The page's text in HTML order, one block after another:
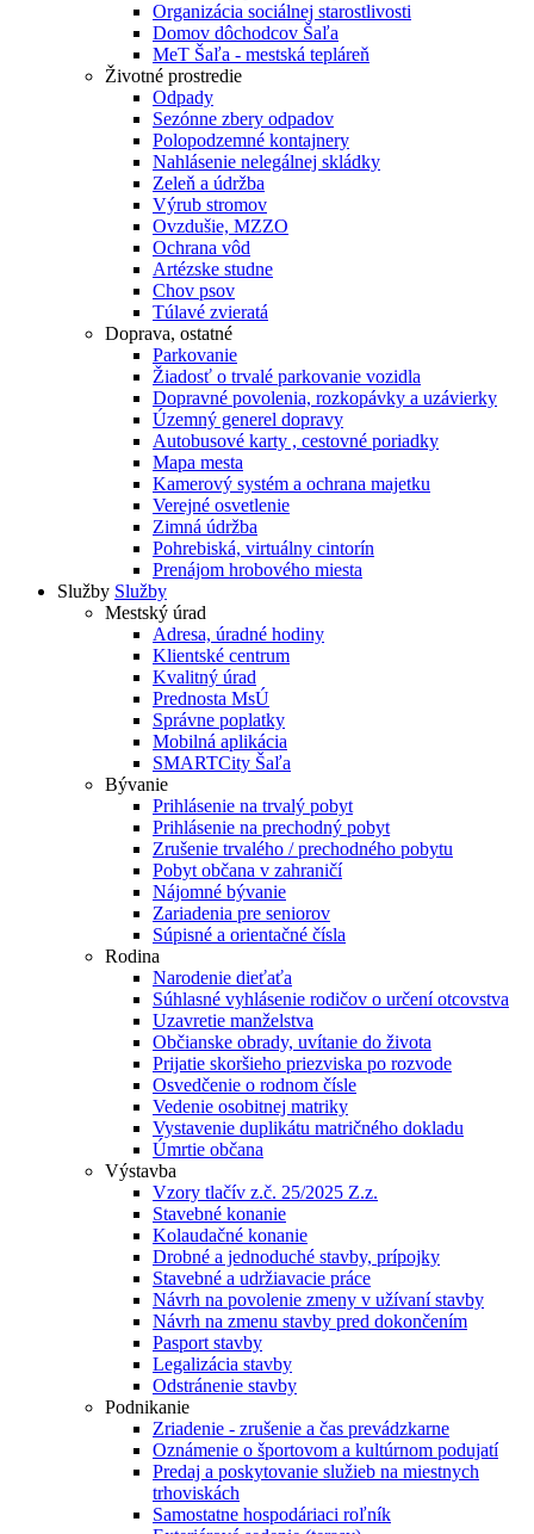
Organizácia sociálnej starostlivosti
Domov dôchodcov Šaľa
MeT Šaľa - mestská tepláreň
Životné prostredie
Odpady
Sezónne zbery odpadov
Polopodzemné kontajnery
Nahlásenie nelegálnej skládky
Zeleň a údržba
Výrub stromov
Ovzdušie, MZZO
Ochrana vôd
Artézske studne
Chov psov
Túlavé zvieratá
Doprava, ostatné
Parkovanie
Žiadosť o trvalé parkovanie vozidla
Dopravné povolenia, rozkopávky a uzávierky
Územný generel dopravy
Autobusové karty , cestovné poriadky
Mapa mesta
Kamerový systém a ochrana majetku
Verejné osvetlenie
Zimná údržba
Pohrebiská, virtuálny cintorín
Prenájom hrobového miesta
Služby Služby
Mestský úrad
Adresa, úradné hodiny
Klientské centrum
Kvalitný úrad
Prednosta MsÚ
Správne poplatky
Mobilná aplikácia
SMARTCity Šaľa
Bývanie
Prihlásenie na trvalý pobyt
Prihlásenie na prechodný pobyt
Zrušenie trvalého / prechodného pobytu
Pobyt občana v zahraničí
Nájomné bývanie
Zariadenia pre seniorov
Súpisné a orientačné čísla
Rodina
Narodenie dieťaťa
Súhlasné vyhlásenie rodičov o určení otcovstva
Uzavretie manželstva
Občianske obrady, uvítanie do života
Prijatie skoršieho priezviska po rozvode
Osvedčenie o rodnom čísle
Vedenie osobitnej matriky
Vystavenie duplikátu matričného dokladu
Úmrtie občana
Výstavba
Vzory tlačív z.č. 25/2025 Z.z.
Stavebné konanie
Kolaudačné konanie
Drobné a jednoduché stavby, prípojky
Stavebné a udržiavacie práce
Návrh na povolenie zmeny v užívaní stavby
Návrh na zmenu stavby pred dokončením
Pasport stavby
Legalizácia stavby
Odstránenie stavby
Podnikanie
Zriadenie - zrušenie a čas prevádzkarne
Oznámenie o športovom a kultúrnom podujatí
Predaj a poskytovanie služieb na miestnych
trhoviskách
Samostatne hospodáriaci roľník